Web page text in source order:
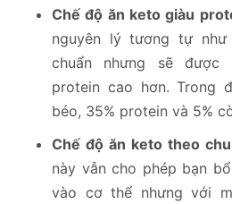
Chế độ ăn ketogiàu
nguyên lý tương tự
chuẩn nhưng sẽ được
protein cao hơn. Trong
béo, 35% protein và 5%
Chế độ ăn ketotheo chu
này vẫn cho phép bạn
vào cơ thể nhưng với